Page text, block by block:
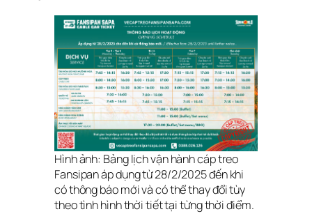
Hình ảnh: Bảng lịch vận hành cáp treo
Fansipan áp dụng từ 28/2/2025 đến khi
có thông báo mới và có thể thay đổi tùy
theo tình hình thời tiết tại từng thời điểm.